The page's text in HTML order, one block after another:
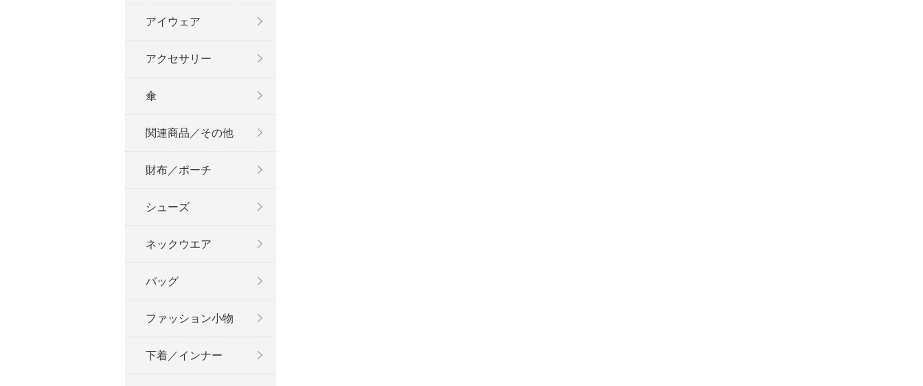
アイウェア
アクセサリー
傘
関連商品／その他
財布／ポーチ
シューズ
ネックウエア
バッグ
ファッション小物
下着／インナー